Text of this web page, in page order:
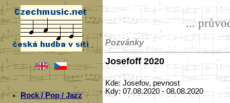
Rock / Pop / Jazz
...
Pozvánky
Josefoff 2020
Kde: Josefov, pevnost
Kdy: 07.08.2020 - 08.08.2020